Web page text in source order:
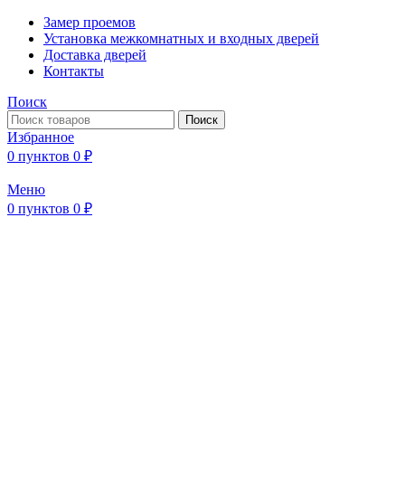
Замер проемов
Установка межкомнатных и входных дверей
Доставка дверей
Контакты
Поиск
Поиск
Избранное
0 пунктов 0 ₽
Меню
0 пунктов 0 ₽